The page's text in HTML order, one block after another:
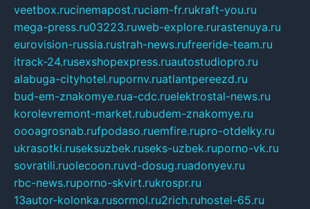
veetbox.rucinemapost.ruciam-fr.rukraft-you.ru
mega-press.ru03223.ruweb-explore.rurastenuya.ru
eurovision-russia.rustrah-news.rufreeride-team.ru
itrack-24.rusexshopexpress.ruautostudiopro.ru
alabuga-cityhotel.rupornv.ruatlantpereezd.ru
bud-em-znakomye.rua-cdc.ruelektrostal-news.ru
korolevremont-market.rubudem-znakomye.ru
oooagrosnab.rufpodaso.ruemfire.rupro-otdelky.ru
ukrasotki.ruseksuzbek.ruseks-uzbek.ruporno-vk.ru
sovratili.ruolecoon.ruvd-dosug.ruadonyev.ru
rbc-news.ruporno-skvirt.rukrospr.ru
13autor-kolonka.rusormol.ru2rich.ruhostel-65.ru